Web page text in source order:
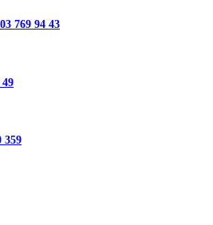
769 94 43
359